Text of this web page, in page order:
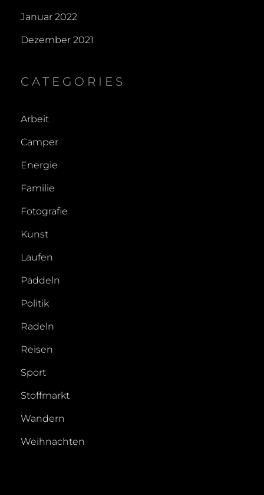
Januar 2022
Dezember 2021
CATEGORIES
Arbeit
Camper
Energie
Familie
Fotografie
Kunst
Laufen
Paddeln
Politik
Radeln
Reisen
Sport
Stoffmarkt
Wandern
Weihnachten